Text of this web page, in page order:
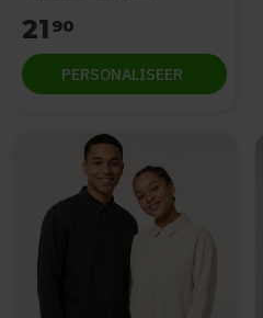
21 90
PERSONALISEER